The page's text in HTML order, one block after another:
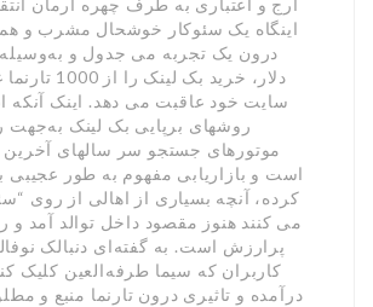
ارج و اعتباری به طرف چهره آرمان
اینگاه یک سئوکار خوشحال مشرب و
دلار، خرید بک
سایت خود عاقبت می دهد. اینک آنکه
روشهای برپایی بک لینک به‌جهت
موتورهای جستجو سر سالهای آخرین
است و بازاریابی مفهوم به طور عجیبی
کرده، آنچه بسیاری از اهالی از روی
می کنند هنوز مقصود داخل توالد آمد و
پرارزش است. به گفته‌ای دنبالک
کاربران که سیما طرفه‌العین کلیک
درآمده و تاثیری درون تارنما منبع و